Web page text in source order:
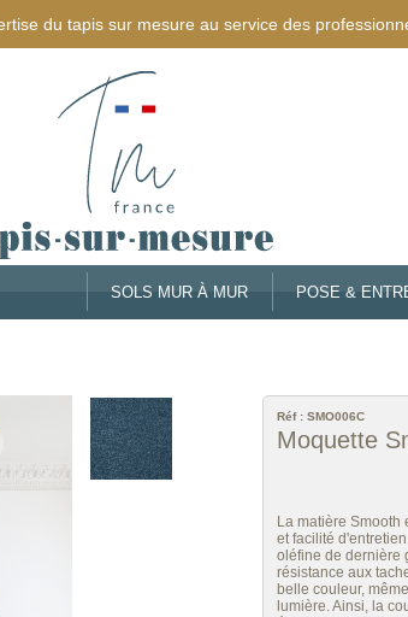
du tapis sur mesure au service des
SOLS MUR À MUR POSE &
Réf : SMO006C
Moquette
La matière
et facilité
oléfine de dernière
résistance aux
belle couleur,
lumière. Ainsi, la